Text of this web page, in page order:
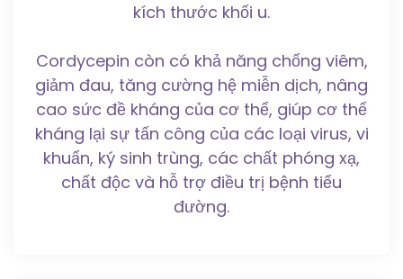
kích thước khối u.
Cordycepin còn có khả năng chống viêm,
giảm đau, tăng cường hệ miễn dịch, nâng
cao sức đề kháng của cơ thể, giúp cơ thể
kháng lại sự tấn công của các loại virus, vi
khuẩn, ký sinh trùng, các chất phóng xạ,
chất độc và hỗ trợ điều trị bệnh tiểu
đường.